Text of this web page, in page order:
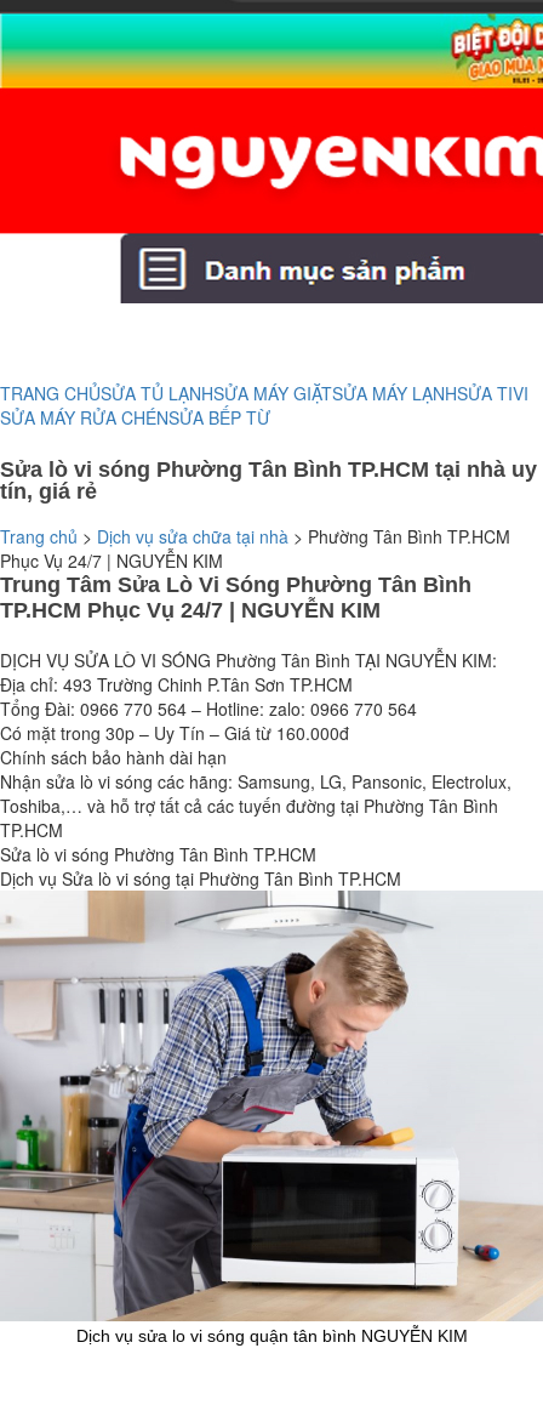
TRANG CHỦSỬA TỦ LẠNHSỬA MÁY GIẶTSỬA MÁY LẠNHSỬA TIVI
SỬA MÁY RỬA CHÉNSỬA BẾP TỪ
Sửa lò vi sóng Phường Tân Bình TP.HCM tại nhà uy
tín, giá rẻ
Trang chủ > Dịch vụ sửa chữa tại nhà > Phường Tân Bình TP.HCM
Phục Vụ 24/7 | NGUYỄN KIM
Trung Tâm Sửa Lò Vi Sóng Phường Tân Bình
TP.HCM Phục Vụ 24/7 | NGUYỄN KIM
DỊCH VỤ SỬA LÒ VI SÓNG Phường Tân Bình TẠI NGUYỄN KIM:
Địa chỉ: 493 Trường Chinh P.Tân Sơn TP.HCM
Tổng Đài: 0966 770 564 – Hotline: zalo: 0966 770 564
Có mặt trong 30p – Uy Tín – Giá từ 160.000đ
Chính sách bảo hành dài hạn
Nhận sửa lò vi sóng các hãng: Samsung, LG, Pansonic, Electrolux,
Toshiba,… và hỗ trợ tất cả các tuyến đường tại Phường Tân Bình
TP.HCM
Sửa lò vi sóng Phường Tân Bình TP.HCM
Dịch vụ Sửa lò vi sóng tại Phường Tân Bình TP.HCM
Dịch vụ sửa lo vi sóng quận tân bình NGUYỄN KIM